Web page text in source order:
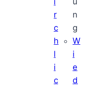
r
c
h
l
i
c
n
g
W
i
e
d